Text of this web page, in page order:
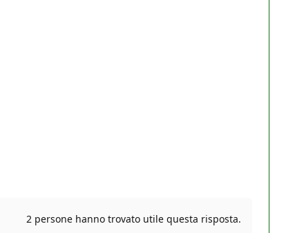
2 persone hanno trovato utile questa risposta.